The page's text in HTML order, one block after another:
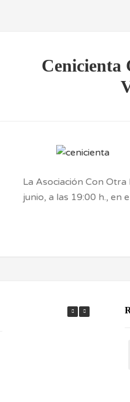
Cenicienta
La Asociación Con
junio, a las 19:00 h., en